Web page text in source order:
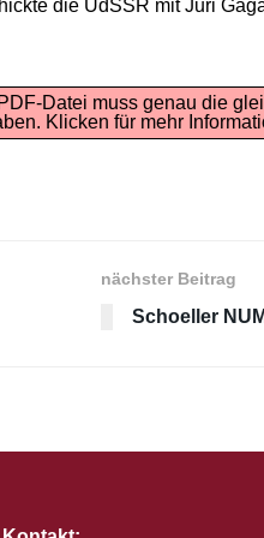
die UdSSR mit Juri
Datei muss genau die
Klicken für mehr
nächster Beitrag
Schoeller